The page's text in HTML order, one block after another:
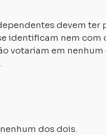
devem ter
identificam nem com
votariam em nenhum
dos dois.